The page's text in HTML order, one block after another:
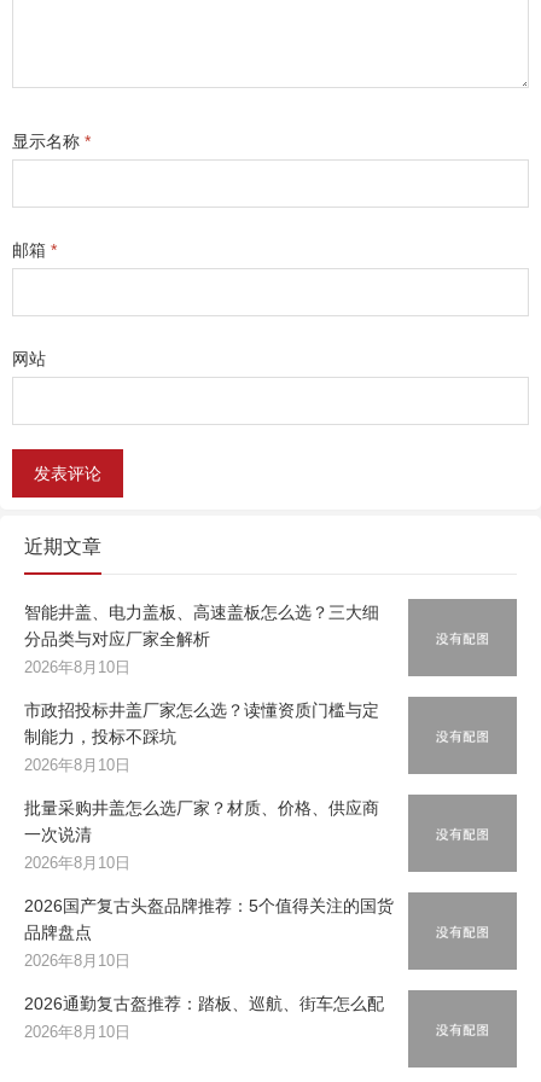
显示名称 *
邮箱 *
网站
近期文章
智能井盖、电力盖板、高速盖板怎么选？三大细
分品类与对应厂家全解析
2026年8月10日
市政招投标井盖厂家怎么选？读懂资质门槛与定
制能力，投标不踩坑
2026年8月10日
批量采购井盖怎么选厂家？材质、价格、供应商
一次说清
2026年8月10日
2026国产复古头盔品牌推荐：5个值得关注的国货
品牌盘点
2026年8月10日
2026通勤复古盔推荐：踏板、巡航、街车怎么配
2026年8月10日